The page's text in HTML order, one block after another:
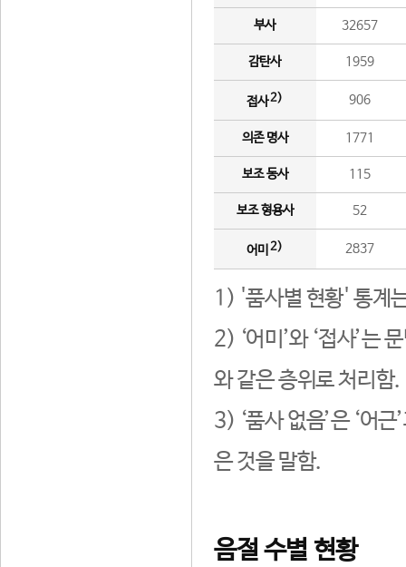
부사 32657
감탄사 1959
접사2) 906
의존 명사 1771
보조 동사 115
보조 형용사 52
어미 2) 2837
1) '품사별 현황' 통계
2) ‘어미’와 ‘접사’는
와 같은 층위로 처리함.
3) ‘품사 없음’은 ‘어
은 것을 말함.
음절 수별 현황